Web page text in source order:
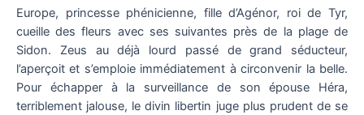
Europe, princesse phénicienne, fille d’Agénor, roi de Tyr,
cueille des fleurs avec ses suivantes près de la plage de
Sidon. Zeus au déjà lourd passé de grand séducteur,
l’aperçoit et s’emploie immédiatement à circonvenir la belle.
Pour échapper à la surveillance de son épouse Héra,
terriblement jalouse, le divin libertin juge plus prudent de se